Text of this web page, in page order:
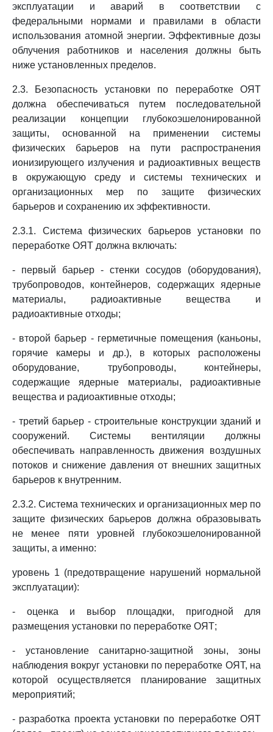
эксплуатации и аварий в соответствии с
федеральными нормами и правилами в области
использования атомной энергии. Эффективные дозы
облучения работников и населения должны быть
ниже установленных пределов.
2.3. Безопасность установки по переработке ОЯТ
должна обеспечиваться путем последовательной
реализации концепции глубокоэшелонированной
защиты, основанной на применении системы
физических барьеров на пути распространения
ионизирующего излучения и радиоактивных веществ
в окружающую среду и системы технических и
организационных мер по защите физических
барьеров и сохранению их эффективности.
2.3.1. Система физических барьеров установки по
переработке ОЯТ должна включать:
- первый барьер - стенки сосудов (оборудования),
трубопроводов, контейнеров, содержащих ядерные
материалы, радиоактивные вещества и
радиоактивные отходы;
- второй барьер - герметичные помещения (каньоны,
горячие камеры и др.), в которых расположены
оборудование, трубопроводы, контейнеры,
содержащие ядерные материалы, радиоактивные
вещества и радиоактивные отходы;
- третий барьер - строительные конструкции зданий и
сооружений. Системы вентиляции должны
обеспечивать направленность движения воздушных
потоков и снижение давления от внешних защитных
барьеров к внутренним.
2.3.2. Система технических и организационных мер по
защите физических барьеров должна образовывать
не менее пяти уровней глубокоэшелонированной
защиты, а именно:
уровень 1 (предотвращение нарушений нормальной
эксплуатации):
- оценка и выбор площадки, пригодной для
размещения установки по переработке ОЯТ;
- установление санитарно-защитной зоны, зоны
наблюдения вокруг установки по переработке ОЯТ, на
которой осуществляется планирование защитных
мероприятий;
- разработка проекта установки по переработке ОЯТ